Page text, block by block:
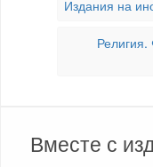
Издания на
Вместе с